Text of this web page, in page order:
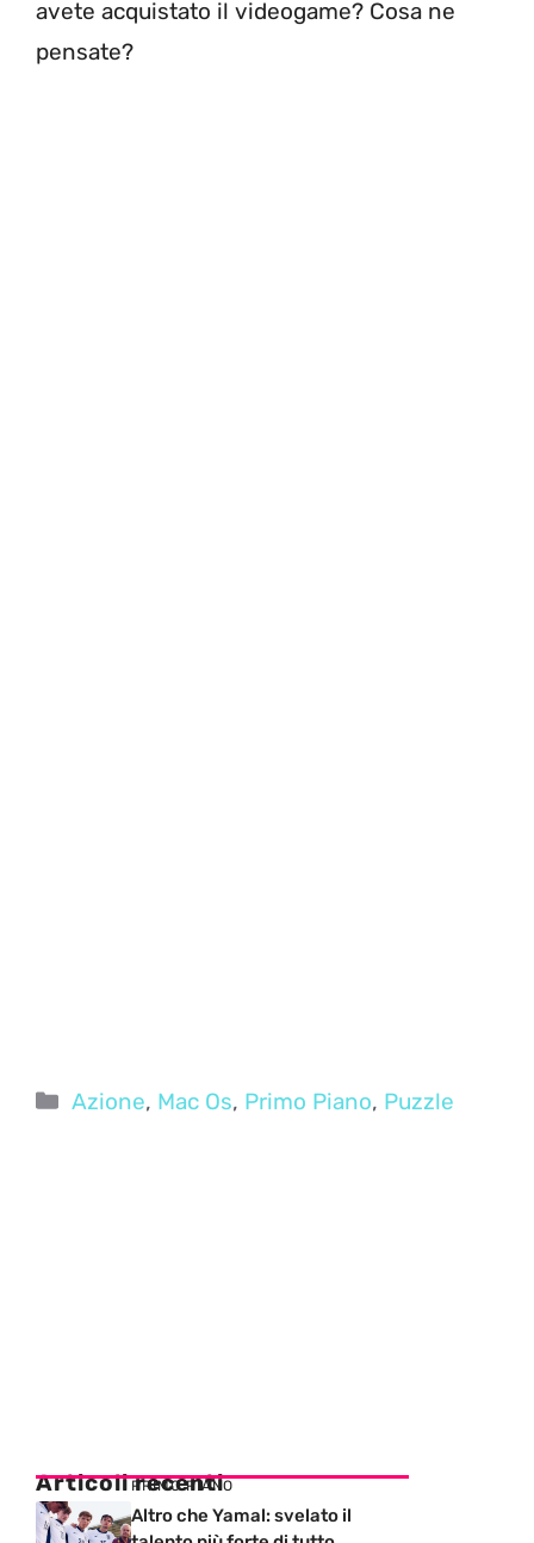
avete acquistato il videogame? Cosa ne
pensate?
Categorie
Azione, Mac Os, Primo Piano, Puzzle
Articoli recenti
PRIMO PIANO
Altro che Yamal: svelato il